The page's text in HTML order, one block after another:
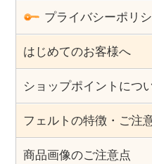
プライバシーポリ
はじめてのお客様へ
ショップポイントにつ
フェルトの特徴・ご注
商品画像のご注意点